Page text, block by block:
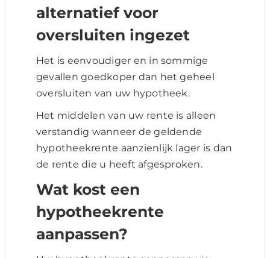
alternatief voor
oversluiten ingezet
Het is eenvoudiger en in sommige
gevallen goedkoper dan het geheel
oversluiten van uw hypotheek.
Het middelen van uw rente is alleen
verstandig wanneer de geldende
hypotheekrente aanzienlijk lager is dan
de rente die u heeft afgesproken.
Wat kost een
hypotheekrente
aanpassen?